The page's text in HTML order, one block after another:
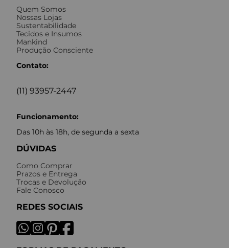
Quem Somos
Nossas Lojas
Sustentabilidade
Tecidos e Insumos
Mankind
Produção Consciente
Contato:
(11) 93957-2447
Funcionamento:
Das 10h às 18h, de segunda a sexta
DÚVIDAS
Como Comprar
Prazos e Entrega
Trocas e Devolução
Fale Conosco
REDES SOCIAIS